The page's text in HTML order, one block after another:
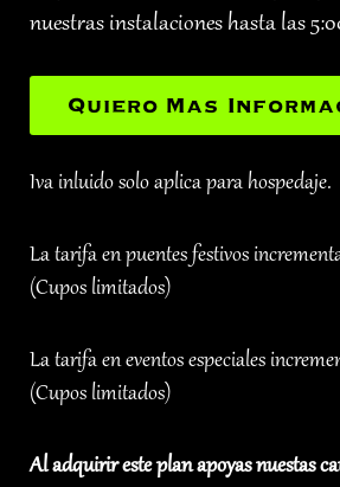
nuestras instalaciones hasta las
Quiero Mas
Iva inluido solo aplica para hospedaje.
La tarifa en puentes festivos
(Cupos limitados)
La tarifa en eventos especiales
(Cupos limitados)
Al adquirir este plan apoyas nuestas